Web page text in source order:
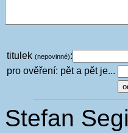
titulek (nepovinné):
pro ověření: pět a pět je...
Stefan Segi